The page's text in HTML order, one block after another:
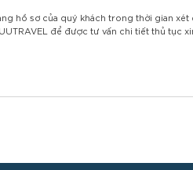
hồ sơ của quý khách trong thời gian xét
để được tư vấn chi tiết thủ tục